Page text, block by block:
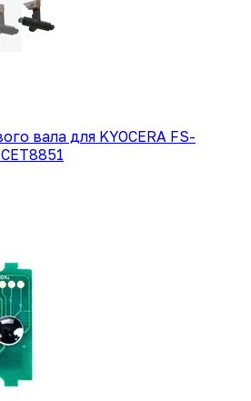
вала для KYOCERA FS-